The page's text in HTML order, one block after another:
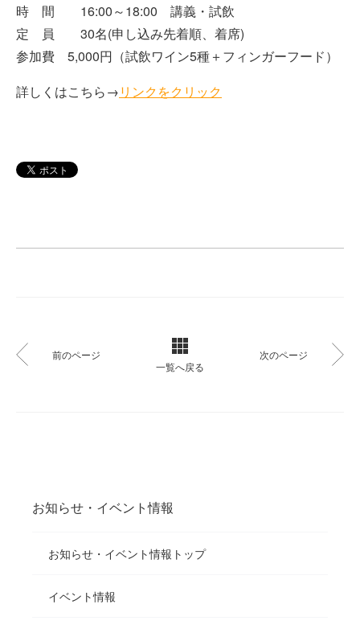
お知らせ・イベント情報
お知らせ・イベント情報トップ
イベント情報
時 間 16:00～18:00 講義・試飲
定 員 30名(申し込み先着順、着席)
参加費 5,000円（試飲ワイン5種＋フィンガーフード）
詳しくはこちら→リンクをクリック
前のページ
一覧へ戻る
次のページ